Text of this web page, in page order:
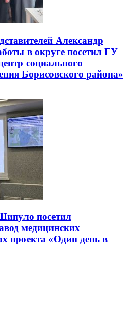
Александр
в округе посетил ГУ
социального
Борисовского района»
посетил
медицинских
проекта «Один день в